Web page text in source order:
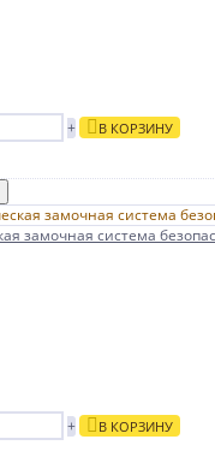
+ В КОРЗИНУ
замочная система
+ В КОРЗИНУ